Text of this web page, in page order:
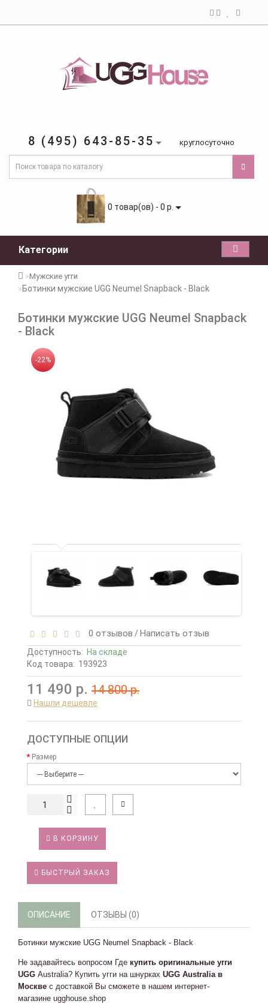
8 (495) 643-85-35 круглосуточно
0 товар(ов) - 0 р.
Категории
Мужские угги
Ботинки мужские UGG Neumel Snapback - Black
Ботинки мужские UGG Neumel Snapback
- Black
-22%
0 отзывов /Написать отзыв
Доступность: На складе
Код товара: 193923
11 490 р. 14 800 р.
Нашли дешевле
ДОСТУПНЫЕ ОПЦИИ
Размер
В КОРЗИНУ
БЫСТРЫЙ ЗАКАЗ
ОПИСАНИЕ ОТЗЫВЫ (0)
Ботинки мужские UGG Neumel Snapback - Black
Не задавайтесь вопросом Где купить оригинальные угги
UGG Australia? Купить угги на шнурках UGG Australia в
Москве с доставкой Вы сможете в нашем интернет-
магазине ugghouse.shop